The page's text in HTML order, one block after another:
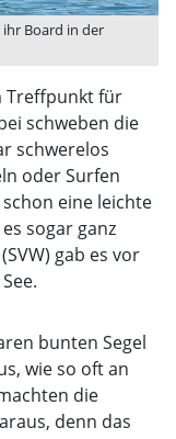
Board in der
Treffpunkt für
schweben die
schwerelos
oder Surfen
eine leichte
sogar ganz
gab es vor
bunten Segel
wie so oft an
die
denn das